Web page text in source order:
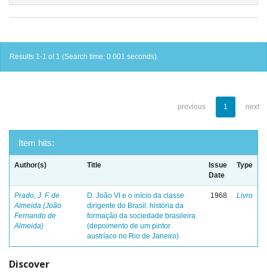
Results 1-1 of 1 (Search time: 0.001 seconds).
previous 1 next
Item hits:
Author(s) Title
Issue
Date
Type
Prado, J. F. de
Almeida (João
Fernando de
Almeida)
D. João VI e o início da classe
dirigente do Brasil: história da
formação da sociedade brasileira
(depoimento de um pintor
austríaco no Rio de Janeiro)
1968 Livro
Discover